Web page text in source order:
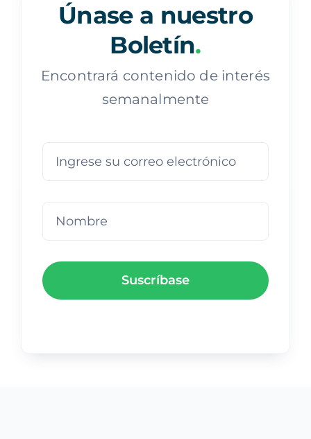
Únase a nuestro
Boletín.
Encontrará contenido de interés
semanalmente
Suscríbase